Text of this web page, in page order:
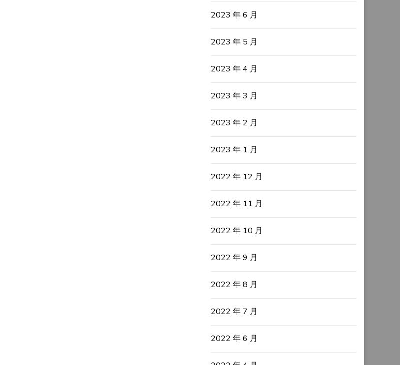
2023 年 6 月
2023 年 5 月
2023 年 4 月
2023 年 3 月
2023 年 2 月
2023 年 1 月
2022 年 12 月
2022 年 11 月
2022 年 10 月
2022 年 9 月
2022 年 8 月
2022 年 7 月
2022 年 6 月